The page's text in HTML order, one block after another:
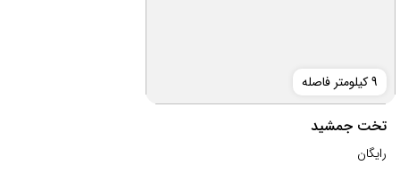
9 کیلومتر فاصله
تخت جمشید
رایگان